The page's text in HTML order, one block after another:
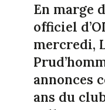
En marge
officiel
mercredi,
annonces
ans du